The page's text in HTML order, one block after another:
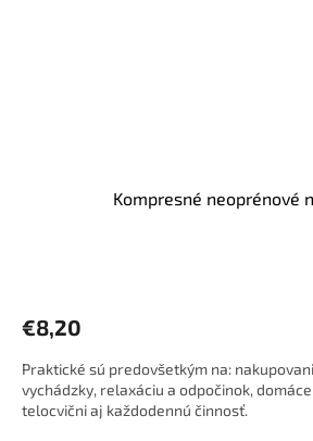
Kompresné neoprénové
€8,20
Praktické sú predovšetkým na:
vychádzky, relaxáciu a odpočinok,
telocvični aj každodennú činnosť.